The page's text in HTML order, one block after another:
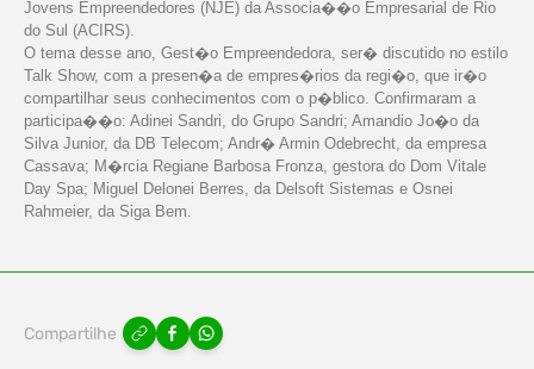
Jovens Empreendedores (NJE) da Associa��o Empresarial de Rio
do Sul (ACIRS).
O tema desse ano, Gest�o Empreendedora, ser� discutido no estilo
Talk Show, com a presen�a de empres�rios da regi�o, que ir�o
compartilhar seus conhecimentos com o p�blico. Confirmaram a
participa��o: Adinei Sandri, do Grupo Sandri; Amandio Jo�o da
Silva Junior, da DB Telecom; Andr� Armin Odebrecht, da empresa
Cassava; M�rcia Regiane Barbosa Fronza, gestora do Dom Vitale
Day Spa; Miguel Delonei Berres, da Delsoft Sistemas e Osnei
Rahmeier, da Siga Bem.
Compartilhe